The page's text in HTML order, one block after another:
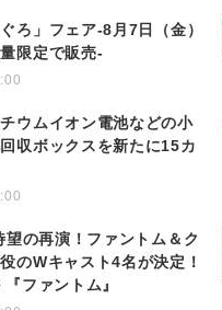
ろ」フェア-8月7日（金）
限定で販売-
ウムイオン電池などの小
収ボックスを新たに15カ
の再演！ファントム＆ク
のWキャスト4名が決定！
ファントム』